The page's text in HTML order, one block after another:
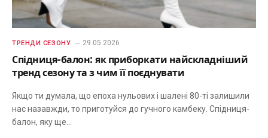
ТРЕНДИ СЕЗОНУ 29.05.2026
Спідниця-балон: як приборкати найскладніший
тренд сезону та з чим її поєднувати
Якщо ти думала, що епоха нульових і шалені 80-ті залишили
нас назавжди, то приготуйся до гучного камбеку. Спідниця-
балон, яку ще…